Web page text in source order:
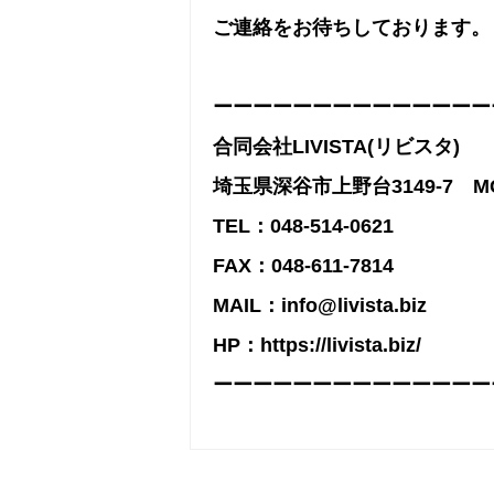
ご連絡をお待ちしております。
ーーーーーーーーーーーーー
合同会社LIVISTA(リビスタ)
埼玉県深谷市上野台3149-7
TEL：048-514-0621
FAX：048-611-7814
MAIL：info@livista.biz
HP：https://livista.biz/
ーーーーーーーーーーーーー